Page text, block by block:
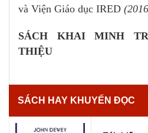
và Viện Giáo dục IRED
SÁCH KHAI MINH
THIỆU
SÁCH HAY KHUYẾN ĐỌC